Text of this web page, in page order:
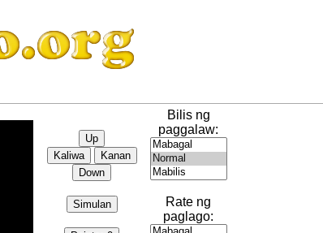
Bilis ng
paggalaw:
Rate ng
paglago: